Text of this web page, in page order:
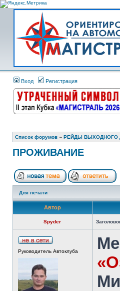
Вход Регистрация
Список форумов » РЕЙДЫ ВЫХОДНОГО
ПРОЖИВАНИЕ
Для печати
Автор
Spyder
Руководитель Автоклуба